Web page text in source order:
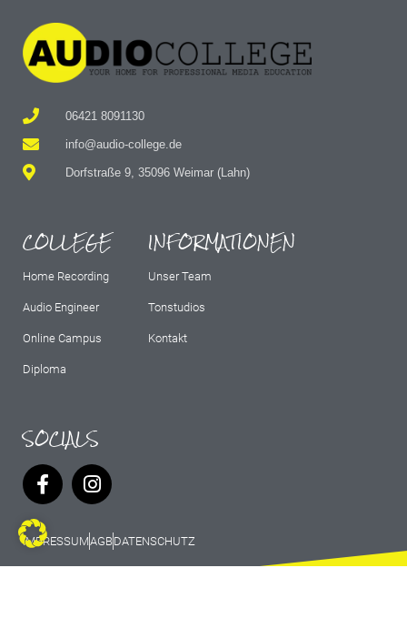
06421 8091130
info@audio-college.de
Dorfstraße 9, 35096 Weimar (Lahn)
COLLEGE
Home Recording
Audio Engineer
Online Campus
Diploma
INFORMATIONEN
Unser Team
Tonstudios
Kontakt
SOCIALS
IMPRESSUMAGBDATENSCHUTZ